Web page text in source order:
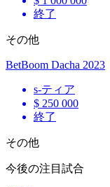
終了
その他
BetBoom Dacha 2023
s-ティア
$ 250 000
終了
その他
今後の注目試合